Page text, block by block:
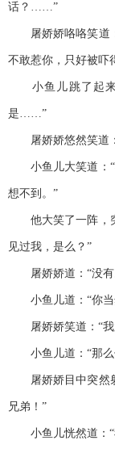
话？……”
屠娇娇咯咯笑道：
不敢惹你，只好被吓
小鱼儿跳了起来
是……”
屠娇娇悠然笑道：
小鱼儿大笑道：“
想不到。”
他大笑了一阵，突
见过我，是么？”
屠娇娇道：“没有
小鱼儿道：“你当
屠娇娇笑道：“我
小鱼儿道：“那么
屠娇娇目中突然射
兄弟！”
小鱼儿恍然道：“